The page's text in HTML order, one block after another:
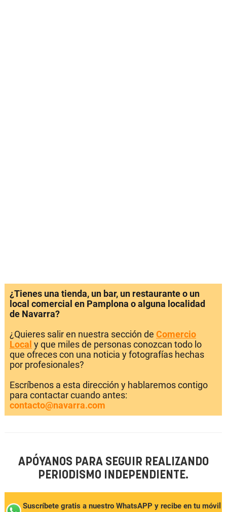
¿Tienes una tienda, un bar, un restaurante o un
local comercial en Pamplona o alguna localidad
de Navarra?
¿Quieres salir en nuestra sección de Comercio
Local y que miles de personas conozcan todo lo
que ofreces con una noticia y fotografías hechas
por profesionales?
Escríbenos a esta dirección y hablaremos contigo
para contactar cuando antes:
contacto@navarra.com
APÓYANOS PARA SEGUIR REALIZANDO
PERIODISMO INDEPENDIENTE.
Suscríbete gratis a nuestro WhatsAPP y recibe en tu móvil